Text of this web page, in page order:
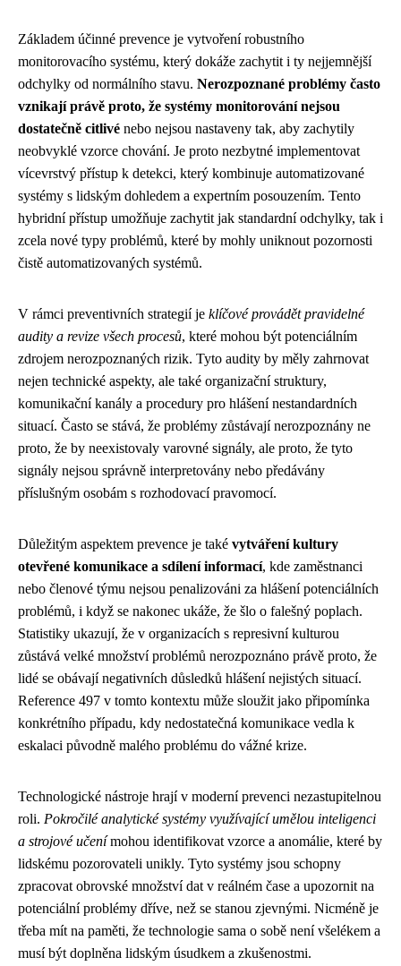
Základem účinné prevence je vytvoření robustního
monitorovacího systému, který dokáže zachytit i ty nejjemnější
odchylky od normálního stavu. Nerozpoznané problémy často
vznikají právě proto, že systémy monitorování nejsou
dostatečně citlivé nebo nejsou nastaveny tak, aby zachytily
neobvyklé vzorce chování. Je proto nezbytné implementovat
vícevrstvý přístup k detekci, který kombinuje automatizované
systémy s lidským dohledem a expertním posouzením. Tento
hybridní přístup umožňuje zachytit jak standardní odchylky, tak i
zcela nové typy problémů, které by mohly uniknout pozornosti
čistě automatizovaných systémů.
V rámci preventivních strategií je klíčové provádět pravidelné
audity a revize všech procesů, které mohou být potenciálním
zdrojem nerozpoznaných rizik. Tyto audity by měly zahrnovat
nejen technické aspekty, ale také organizační struktury,
komunikační kanály a procedury pro hlášení nestandardních
situací. Často se stává, že problémy zůstávají nerozpoznány ne
proto, že by neexistovaly varovné signály, ale proto, že tyto
signály nejsou správně interpretovány nebo předávány
příslušným osobám s rozhodovací pravomocí.
Důležitým aspektem prevence je také vytváření kultury
otevřené komunikace a sdílení informací, kde zaměstnanci
nebo členové týmu nejsou penalizováni za hlášení potenciálních
problémů, i když se nakonec ukáže, že šlo o falešný poplach.
Statistiky ukazují, že v organizacích s represivní kulturou
zůstává velké množství problémů nerozpoznáno právě proto, že
lidé se obávají negativních důsledků hlášení nejistých situací.
Reference 497 v tomto kontextu může sloužit jako připomínka
konkrétního případu, kdy nedostatečná komunikace vedla k
eskalaci původně malého problému do vážné krize.
Technologické nástroje hrají v moderní prevenci nezastupitelnou
roli. Pokročilé analytické systémy využívající umělou inteligenci
a strojové učenímohou identifikovat vzorce a anomálie, které by
lidskému pozorovateli unikly. Tyto systémy jsou schopny
zpracovat obrovské množství dat v reálném čase a upozornit na
potenciální problémy dříve, než se stanou zjevnými. Nicméně je
třeba mít na paměti, že technologie sama o sobě není všelékem a
musí být doplněna lidským úsudkem a zkušenostmi.